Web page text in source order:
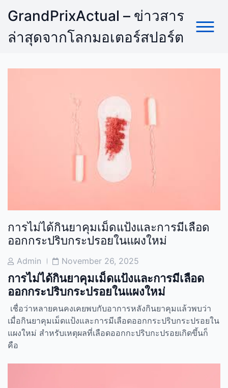
content
GrandPrixActual – ข่าวสาร
ล่าสุดจากโลกมอเตอร์สปอร์ต
การไม่ได้กินยาคุมเม็ดแป้งและการมีเลือด
ออกกระปริบกระปรอยในแผงใหม่
Post
Author
Admin
PostNovember 26, 2025
การไม่ได้กินยาคุมเม็ดแป้งและการมีเลือด
ออกกระปริบกระปรอยในแผงใหม่
เชื่อว่าหลายคนคงเคยพบกับอาการหลังกินยาคุมแล้วพบว่า
เมื่อกินยาคุมเม็ดแป้งและการมีเลือดออกกระปริบกระปรอยใน
แผงใหม่ สำหรับเหตุผลที่เลือดออกกะปริบกะปรอยเกิดขึ้นก็
คือ